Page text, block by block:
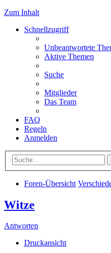
Zum Inhalt
Schnellzugriff
Unbeantwortete
Aktive Themen
Suche
Mitglieder
Das Team
FAQ
Regeln
Anmelden
Foren-Übersicht
Witze
Antworten
Druckansicht